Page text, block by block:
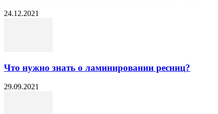
24.12.2021
Что нужно знать о ламинировании ресниц?
29.09.2021